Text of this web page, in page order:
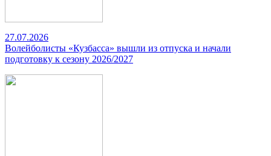
27.07.2026
Волейболисты «Кузбасса» вышли из отпуска и начали
подготовку к сезону 2026/2027